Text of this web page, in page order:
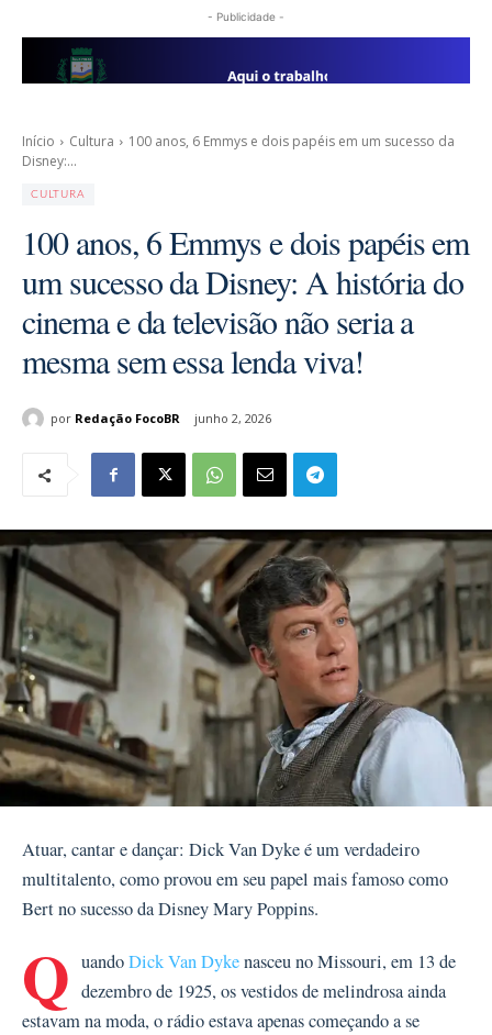
- Publicidade -
Início Cultura
100 anos, 6 Emmys e dois papéis em um sucesso da
Disney:...
CULTURA
100 anos, 6 Emmys e dois papéis em
um sucesso da Disney: A história do
cinema e da televisão não seria a
mesma sem essa lenda viva!
por Redação FocoBR junho 2, 2026
Atuar, cantar e dançar: Dick Van Dyke é um verdadeiro
multitalento, como provou em seu papel mais famoso como
Bert no sucesso da Disney Mary Poppins.
Q uandoDick Van Dykenasceu no Missouri, em 13 de
dezembro de 1925, os vestidos de melindrosa ainda
estavam na moda, o rádio estava apenas começando a se